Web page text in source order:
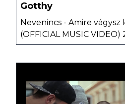
Gotthy
Nevenincs - Amire vágysz
(OFFICIAL MUSIC VIDEO)